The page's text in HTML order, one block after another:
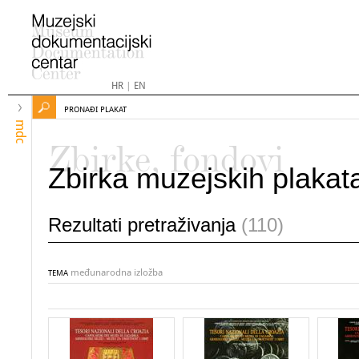
HR| EN
mdc
PRONAĐI PLAKAT
Zbirke, fondovi
Zbirka muzejskih
Rezultati pretraživanja (110)
TEMA međunarodna izložba